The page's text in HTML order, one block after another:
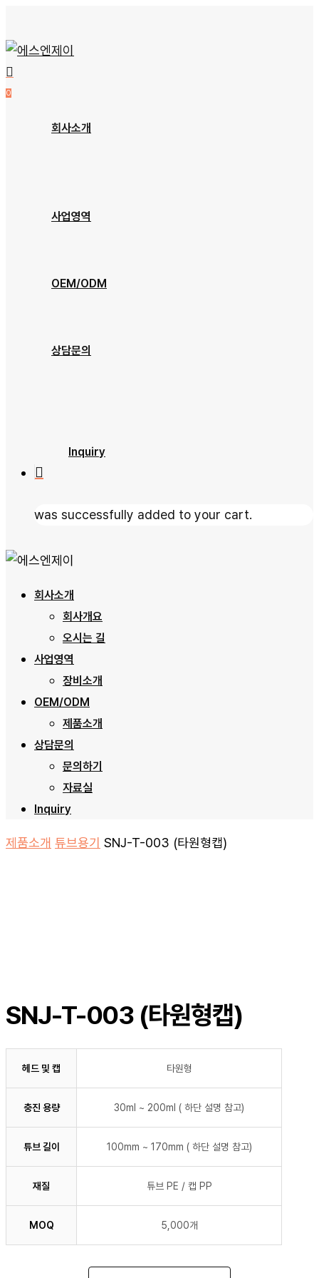
to
main
content
0
회사소개
사업영역
OEM/ODM
상담문의
Inquiry
was successfully added to your cart.
회사소개
회사개요
오시는 길
사업영역
장비소개
OEM/ODM
제품소개
상담문의
문의하기
자료실
Inquiry
제품소개 튜브용기 SNJ-T-003 (타원형캡)
SNJ-T-003 (타원형캡)
헤드 및 캡 타원형
충진 용량 30ml ~ 200ml ( 하단 설명 참고)
튜브 길이 100mm ~ 170mm ( 하단 설명 참고)
재질 튜브 PE / 캡 PP
MOQ 5,000개